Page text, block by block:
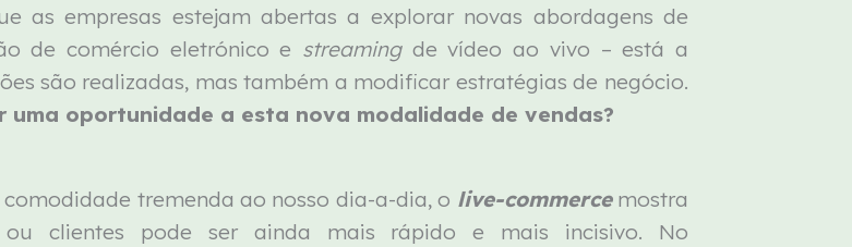
as empresas estejam abertas a explorar novas abordagens de
de comércio eletrónico e streaming de vídeo ao vivo – está a
são realizadas, mas também a modificar estratégias de negócio.
uma oportunidade a esta nova modalidade de vendas?
tremenda ao nosso dia-a-dia, o live-commercemostra
clientes pode ser ainda mais rápido e mais incisivo. No